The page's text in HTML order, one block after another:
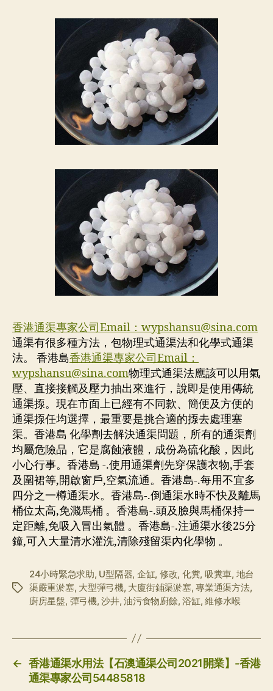
香港通渠專家公司Email： wypshansu@sina.com
通渠有很多種方法，包物理式通渠法和化學式通渠
法。 香港島香港通渠專家公司Email：
wypshansu@sina.com物理式通渠法應該可以用氣
壓、直接接觸及壓力抽出來進行，說即是使用傳統
通渠揼。現在市面上已經有不同款、簡便及方便的
通渠揼任均選擇，最重要是挑合適的揼去處理塞
渠。香港島 化學劑去解決通渠問題，所有的通渠劑
均屬危險品，它是腐蝕液體，成份為硫化酸，因此
小心行事。香港島 -.使用通渠劑先穿保護衣物,手套
及圍裙等,開啟窗戶,空氣流通。香港島-.每用不宜多
四分之一樽通渠水。香港島-.倒通渠水時不快及離馬
桶位太高,免濺馬桶 。香港島-.頭及臉與馬桶保持一
定距離,免吸入冒出氣體 。香港島-.注通渠水後25分
鐘,可入大量清水灌洗,清除殘留渠內化學物 。
标
24小時緊急求助, U型隔器, 企缸, 修改, 化糞, 吸糞車, 地台
渠嚴重淤塞, 大型彈弓機, 大廈街鋪渠淤塞,專業通渠方法,
廚房星盤, 彈弓機,沙井,油污食物廚餘,浴缸,維修水喉
← 香港通渠水用法【石澳通渠公司2021開業】-香港
通渠專家公司54485818